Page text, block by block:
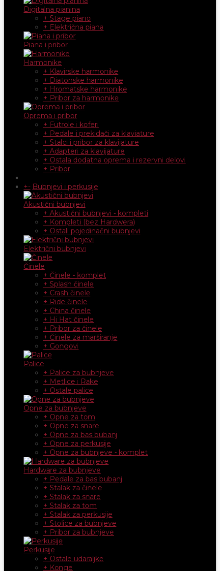
Digitalna pianina
+ Stage piano
+ Električna piana
Piana i pribor
Harmonike
+ Klavirske harmonike
+ Diatonske harmonike
+ Hromatske harmonike
+ Pribor za harmonike
Oprema i pribor
+ Futrole i koferi
+ Pedale i prekidači za klaviature
+ Stalci i pribor za klavijature
+ Adapteri za klavijature
+ Ostala dodatna oprema i rezervni delovi
+ Pribor
+- Bubnjevi i perkusije
Akustični bubnjevi
+ Akustični bubnjevi - kompleti
+ Kompleti (bez Hardwera)
+ Ostali pojedinačni bubnjevi
Električni bubnjevi
Činele
+ Činele - komplet
+ Splash činele
+ Crash činele
+ Ride činele
+ China činele
+ Hi Hat činele
+ Pribor za činele
+ Činele za marširanje
+ Gongovi
Palice
+ Palice za bubnjeve
+ Metlice i Rake
+ Ostale palice
Opne za bubnjeve
+ Opne za tom
+ Opne za snare
+ Opne za bas bubanj
+ Opne za perkusije
+ Opne za bubnjeve - komplet
Hardware za bubnjeve
+ Pedale za bas bubanj
+ Stalak za činele
+ Stalak za snare
+ Stalak za tom
+ Stalak za perkusije
+ Stolice za bubnjeve
+ Pribor za bubnjeve
Perkusije
+ Ostale udaraljke
+ Konge